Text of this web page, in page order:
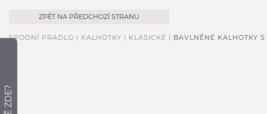
ZPĚT NA PŘEDCHOZÍ STRANU
SPODNÍ PRÁDLO | KALHOTKY | KLASICKÉ | BAVLNĚNÉ KALHOTKY